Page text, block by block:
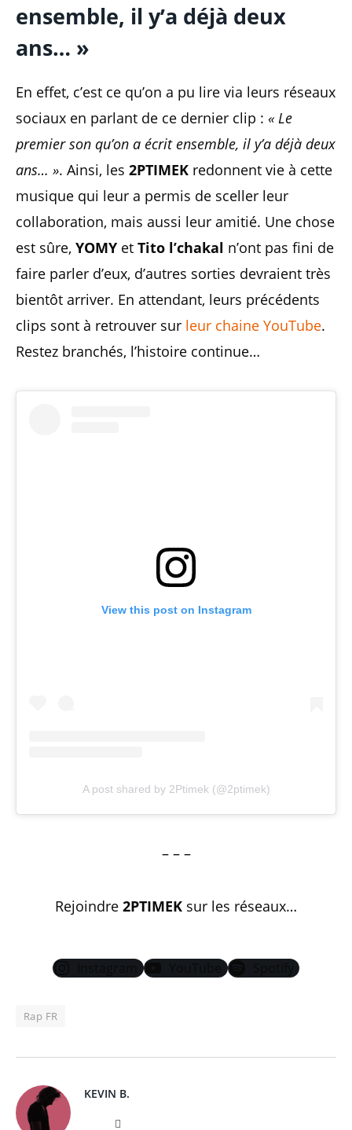
ensemble, il y’a déjà deux
ans… »
En effet, c’est ce qu’on a pu lire via leurs réseaux
sociaux en parlant de ce dernier clip : « Le
premier son qu’on a écrit ensemble, il y’a déjà deux
ans… ». Ainsi, les 2PTIMEK redonnent vie à cette
musique qui leur a permis de sceller leur
collaboration, mais aussi leur amitié. Une chose
est sûre, YOMY et Tito l’chakal n’ont pas fini de
faire parler d’eux, d’autres sorties devraient très
bientôt arriver. En attendant, leurs précédents
clips sont à retrouver sur leur chaine YouTube.
Restez branchés, l’histoire continue…
View this post on Instagram
A post shared by 2Ptimek (@2ptimek)
– – –
Rejoindre 2PTIMEK sur les réseaux…
Rap FR
KEVIN B.
Website